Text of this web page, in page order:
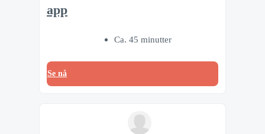
app
Ca. 45 minutter
Se nå